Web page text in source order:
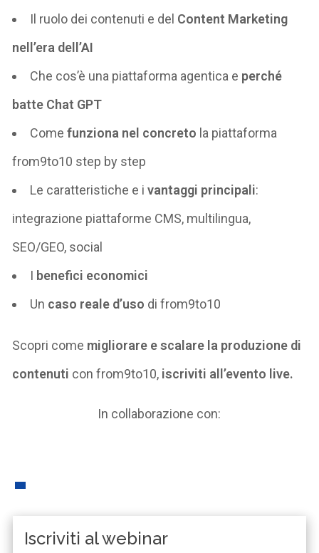
Il ruolo dei contenuti e del Content Marketing
nell’era dell’AI
Che cos’è una piattaforma agentica e perché
batte Chat GPT
Comefunziona nel concreto la piattaforma
from9to10 step by step
Le caratteristiche e i vantaggi principali:
integrazione piattaforme CMS, multilingua,
SEO/GEO, social
I benefici economici
Un caso reale d’uso di from9to10
Scopri come migliorare escalare la produzione di
contenuti con from9to10, iscriviti all’evento live.
In collaborazione con:
Iscriviti al webinar